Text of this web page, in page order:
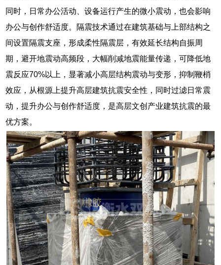
同时，日常办公活动、设备运行产生的微小震动，也会影响
办公与创作舒适度。隔震技术通过在建筑基础与上部结构之
间设置隔震支座，形成柔性隔震层，有效延长结构自振周
期，避开地震动高频段，大幅削减地震能量传递，可降低地
震反应70%以上，显著减小高层结构震动与变形，抑制鞭梢
效应，从根源上提升高层建筑抗震安全性，同时过滤日常震
动，提升办公与创作舒适度，是高层文创产业建筑抗震的最
优方案。